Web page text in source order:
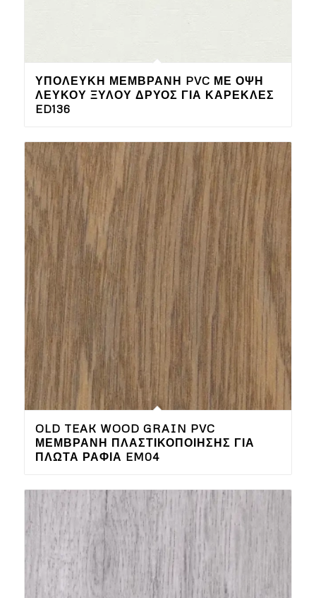
ΥΠΌΛΕΥΚΗ ΜΕΜΒΡΆΝΗ PVC ΜΕ ΌΨΗ
ΛΕΥΚΟΎ ΞΎΛΟΥ ΔΡΥΌΣ ΓΙΑ ΚΑΡΈΚΛΕΣ
ED136
OLD TEAK WOOD GRAIN PVC
ΜΕΜΒΡΆΝΗ ΠΛΑΣΤΙΚΟΠΟΊΗΣΗΣ ΓΙΑ
ΠΛΩΤΆ ΡΆΦΙΑ EM04